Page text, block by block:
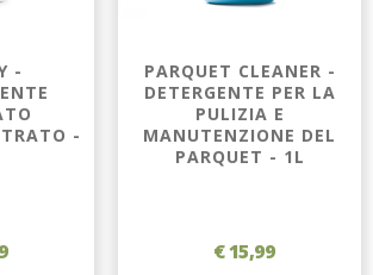
-
-
PARQUET CLEANER -
DETERGENTE PER LA
PULIZIA E
MANUTENZIONE DEL
PARQUET - 1L
€ 15,99